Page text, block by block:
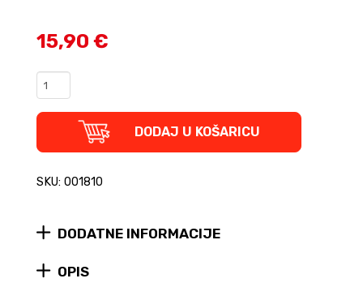
15,90 €
Warpig
DODAJ U KOŠARICU
SKU: 001810
DODATNE INFORMACIJE
OPIS